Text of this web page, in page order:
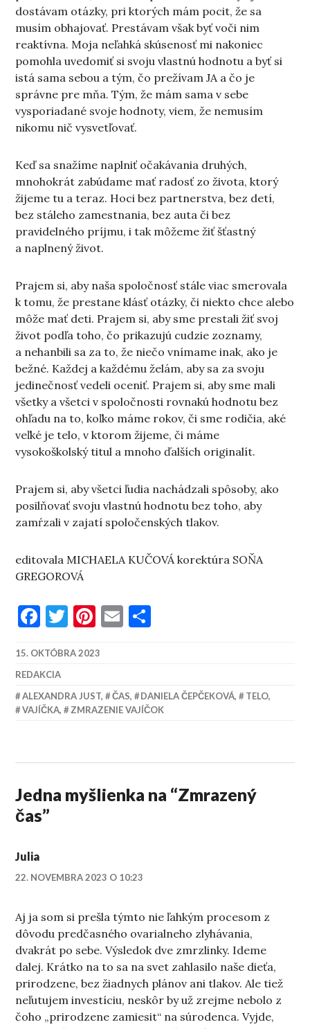
dostávam otázky, pri ktorých mám pocit, že sa
musím obhajovať. Prestávam však byť voči nim
reaktívna. Moja neľahká skúsenosť mi nakoniec
pomohla uvedomiť si svoju vlastnú hodnotu a byť si
istá sama sebou a tým, čo prežívam JA a čo je
správne pre mňa. Tým, že mám sama v sebe
vysporiadané svoje hodnoty, viem, že nemusím
nikomu nič vysvetľovať.
Keď sa snažíme naplniť očakávania druhých,
mnohokrát zabúdame mať radosť zo života, ktorý
žijeme tu a teraz. Hoci bez partnerstva, bez detí,
bez stáleho zamestnania, bez auta či bez
pravidelného príjmu, i tak môžeme žiť šťastný
a naplnený život.
Prajem si, aby naša spoločnosť stále viac smerovala
k tomu, že prestane klásť otázky, či niekto chce alebo
môže mať deti. Prajem si, aby sme prestali žiť svoj
život podľa toho, čo prikazujú cudzie zoznamy,
a nehanbili sa za to, že niečo vnímame inak, ako je
bežné. Každej a každému želám, aby sa za svoju
jedinečnosť vedeli oceniť. Prajem si, aby sme mali
všetky a všetci v spoločnosti rovnakú hodnotu bez
ohľadu na to, koľko máme rokov, či sme rodičia, aké
veľké je telo, v ktorom žijeme, či máme
vysokoškolský titul a mnoho ďalších originalít.
Prajem si, aby všetci ľudia nachádzali spôsoby, ako
posilňovať svoju vlastnú hodnotu bez toho, aby
zamŕzali v zajatí spoločenských tlakov.
editovala MICHAELA KUČOVÁ korektúra SOŇA
GREGOROVÁ
Facebook
Twitter
Pinterest
Email
15. OKTÓBRA 2023
REDAKCIA
ALEXANDRA JUST, ČAS, DANIELA ČEPČEKOVÁ, TELO,
VAJÍČKA, ZMRAZENIE VAJÍČOK
Jedna myšlienka na “Zmrazený
čas”
Julia
22. NOVEMBRA 2023 O 10:23
Aj ja som si prešla týmto nie ľahkým procesom z
dôvodu predčasného ovarialneho zlyhávania,
dvakrát po sebe. Výsledok dve zmrzlinky. Ideme
dalej. Krátko na to sa na svet zahlasilo naše dieťa,
prirodzene, bez žiadnych plánov ani tlakov. Ale tiež
neľutujem investíciu, neskôr by už zrejme nebolo z
čoho „prirodzene zamiesit“ na súrodenca. Vyjde,